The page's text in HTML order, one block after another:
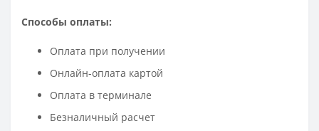
Способы оплаты:
Оплата при получении
Онлайн-оплата картой
Оплата в терминале
Безналичный расчет